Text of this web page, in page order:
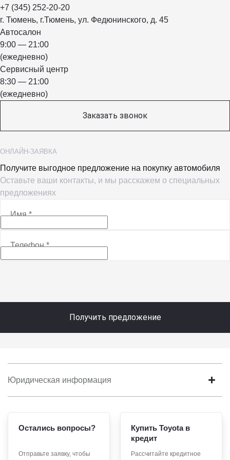
+7 (345) 252-20-20
г. Тюмень, г.Тюмень, ул. Федюнинского, д. 45
Автосалон
9:00 — 21:00
(ежедневно)
Сервисный центр
8:30 — 21:00
(ежедневно)
Заказать звонок
ОНЛАЙН-ЗАЯВКА
Получите выгодное предложение на покупку автомобиля
Оставьте ваши контакты, и мы расскажем о специальных
предложениях
Имя*
Телефон*
Получить предложение
Юридическая информация
Остались вопросы?
Отправьте заявку, чтобы
Купить Toyota в
кредит
Рассчитайте кредитное